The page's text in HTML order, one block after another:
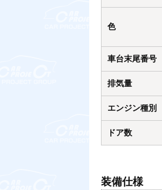
色
車台末尾番号
排気量
エンジン種別
ドア数
装備仕様